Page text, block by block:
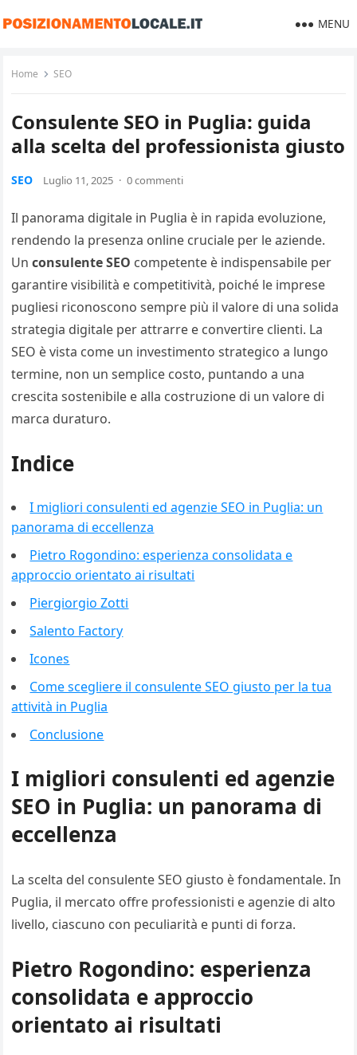
MENU
Home SEO
Consulente SEO in Puglia: guida
alla scelta del professionista giusto
SEO Luglio 11, 2025 · 0 commenti
Il panorama digitale in Puglia è in rapida evoluzione,
rendendo la presenza online cruciale per le aziende.
Unconsulente SEO competente è indispensabile per
garantire visibilità e competitività, poiché le imprese
pugliesi riconoscono sempre più il valore di una solida
strategia digitale per attrarre e convertire clienti. La
SEO è vista come un investimento strategico a lungo
termine, non un semplice costo, puntando a una
crescita sostenibile e alla costruzione di un valore di
marca duraturo.
Indice
I migliori consulenti ed agenzie SEO in Puglia: un
panorama di eccellenza
Pietro Rogondino: esperienza consolidata e
approccio orientato ai risultati
Piergiorgio Zotti
Salento Factory
Icones
Come scegliere il consulente SEO giusto per la tua
attività in Puglia
Conclusione
I migliori consulenti ed agenzie
SEO in Puglia: un panorama di
eccellenza
La scelta del consulente SEO giusto è fondamentale. In
Puglia, il mercato offre professionisti e agenzie di alto
livello, ciascuno con peculiarità e punti di forza.
Pietro Rogondino: esperienza
consolidata e approccio
orientato ai risultati